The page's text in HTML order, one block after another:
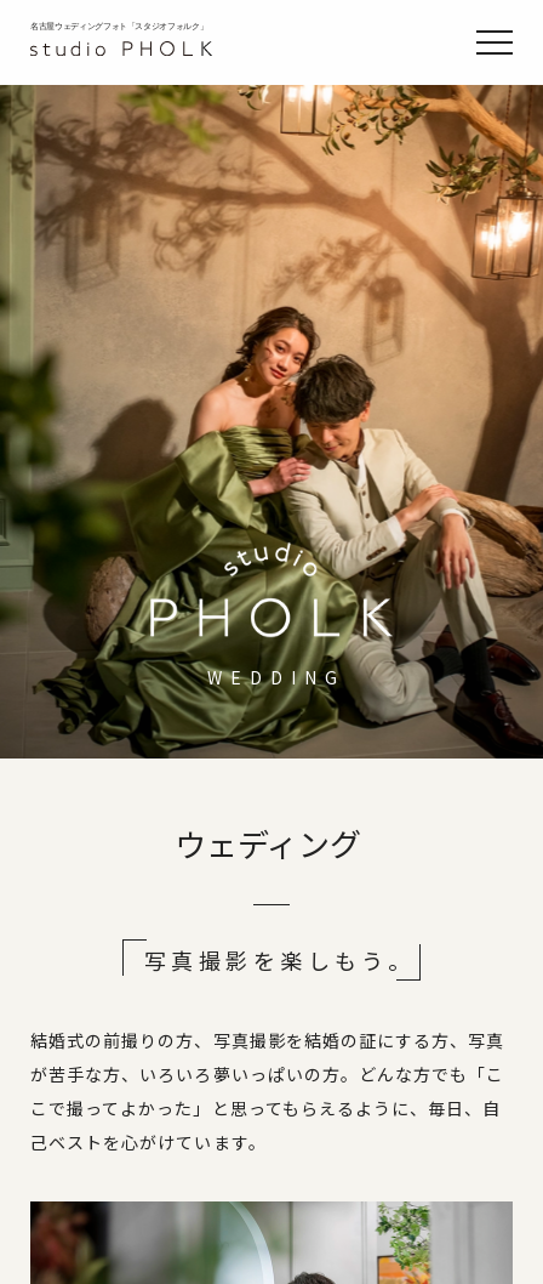
名古屋ウェディングフォト「スタジオフォルク」
WEDDING
ウェディング
写真撮影を楽しもう 。
結婚式の前撮りの方、写真撮影を結婚の証にする方、写真
が苦手な方、いろいろ夢いっぱいの方。どんな方でも「こ
こで撮ってよかった」と思ってもらえるように、毎日、自
己ベストを心がけています。